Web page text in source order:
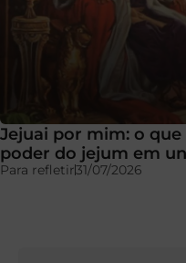
Jejuai por mim: o que
poder do jejum em
Para refletir31/07/2026